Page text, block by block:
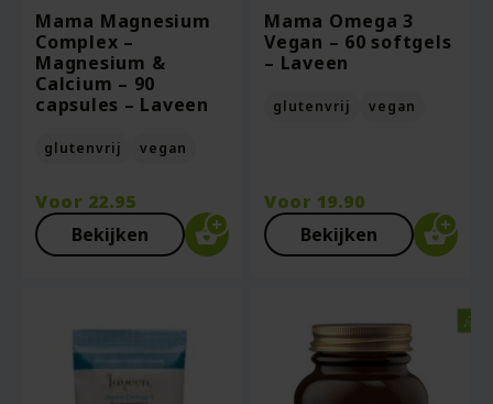
Mama Magnesium
Complex –
Magnesium &
Calcium – 90
capsules – Laveen
glutenvrij vegan
Voor 22.95
Bekijken
Mama Omega 3
Vegan – 60 softgels
– Laveen
glutenvrij vegan
Voor 19.90
Bekijken